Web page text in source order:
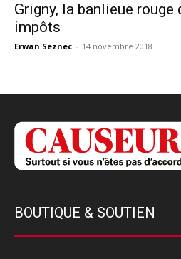
Grigny, la banlieue
impôts
Erwan Seznec - 14 novembre 2018
BOUTIQUE & SOUTIEN